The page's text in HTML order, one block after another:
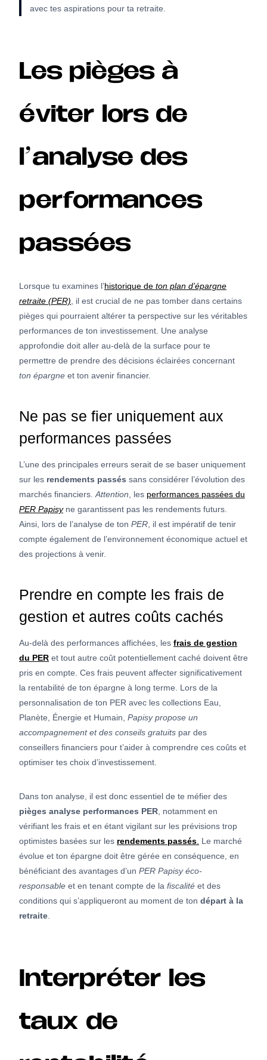
avec tes aspirations pour ta retraite.
Les pièges à
éviter lors de
l’analyse des
performances
passées
Lorsque tu examines l’historique de ton plan d’épargne
retraite (PER) , il est crucial de ne pas tomber dans certains
pièges qui pourraient altérer ta perspective sur les véritables
performances de ton investissement. Une analyse
approfondie doit aller au-delà de la surface pour te
permettre de prendre des décisions éclairées concernant
ton épargne et ton avenir financier.
Ne pas se fier uniquement aux
performances passées
L’une des principales erreurs serait de se baser uniquement
sur les rendements passés sans considérer l’évolution des
marchés financiers. Attention , les performances passées du
PER Papisyne garantissent pas les rendements futurs.
Ainsi, lors de l’analyse de ton PER , il est impératif de tenir
compte également de l’environnement économique actuel et
des projections à venir.
Prendre en compte les frais de
gestion et autres coûts cachés
Au-delà des performances affichées, les frais de gestion
du PER et tout autre coût potentiellement caché doivent être
pris en compte. Ces frais peuvent affecter significativement
la rentabilité de ton épargne à long terme. Lors de la
personnalisation de ton PER avec les collections Eau,
Planète, Énergie et Humain, Papisy propose un
accompagnement et des conseils gratuits par des
conseillers financiers pour t’aider à comprendre ces coûts et
optimiser tes choix d’investissement.
Dans ton analyse, il est donc essentiel de te méfier des
pièges analyse performances PER , notamment en
vérifiant les frais et en étant vigilant sur les prévisions trop
optimistes basées sur les rendements passés Le marché
évolue et ton épargne doit être gérée en conséquence, en
bénéficiant des avantages d’un PER Papisy éco-
responsable et en tenant compte de la fiscalité et des
conditions qui s’appliqueront au moment de ton départ à la
retraite
Interpréter les
taux de